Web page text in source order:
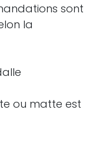
sont
la
ou matte est